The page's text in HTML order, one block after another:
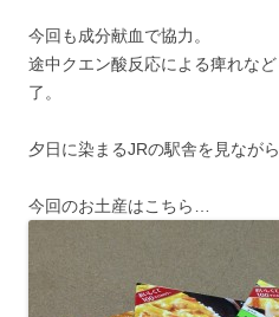
今回も成分献血で協力。
途中クエン酸反応による痺れな
了。
夕日に染まるJRの駅舎を見なが
今回のお土産はこちら…